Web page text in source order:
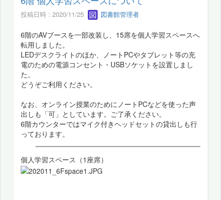
投稿日時 : 2020/11/25 図書館管理者
6階のAVブースを一部改装し、15席を個人学習スペースへ
転用しました。
LEDデスクライトのほか、ノートPCやタブレット等の充
電のための電源コンセント・USBソケットを設置しまし
た。
どうぞご利用ください。
なお、オンライン授業のためにノートPCなどを使った声
出しも「可」としています。ご了承ください。
6階カウンターではマイク付きヘッドセットの貸出しも行
っております。
個人学習スペース（1座席）